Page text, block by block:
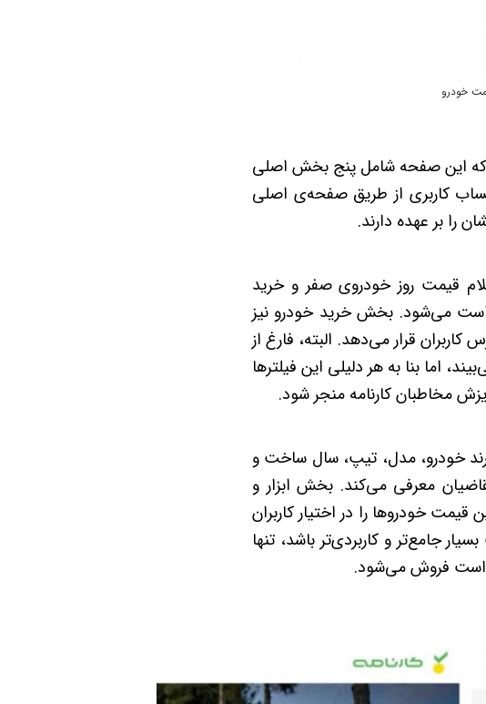
خودرو
که این صفحه شامل پنج بخش اصلی
کاربری از طریق صفحه‌ی اصلی
را بر عهده دارند.
قیمت روز خودروی صفر و خرید
می‌شود. بخش خرید خودرو نیز
قرار می‌دهد. البته، فارغ از
اما بنا به هر دلیلی این فیلترها
مخاطبان کارنامه منجر شود.
خودرو، مدل، تیپ، سال ساخت و
معرفی می‌کند. بخش ابزار و
خودروها را در اختیار کاربران
جامع‌تر و کاربردی‌تر باشد، تنها
فروش می‌شود.